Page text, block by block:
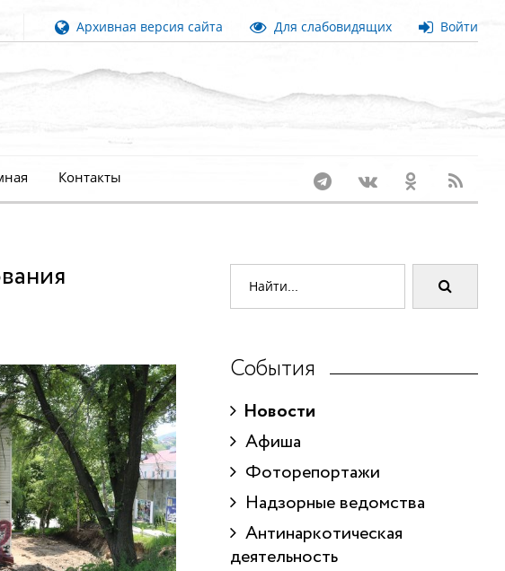
Архивная версия сайта Для слабовидящих Войти
Контакты
События
Новости
Афиша
Фоторепортажи
Надзорные ведомства
Антинаркотическая
деятельность